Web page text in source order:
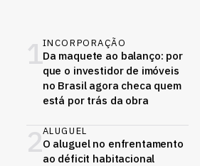
1INCORPORAÇÃO
Da maquete ao balanço: por
que o investidor de imóveis
no Brasil agora checa quem
está por trás da obra
2ALUGUEL
O aluguel no enfrentamento
ao déficit habitacional